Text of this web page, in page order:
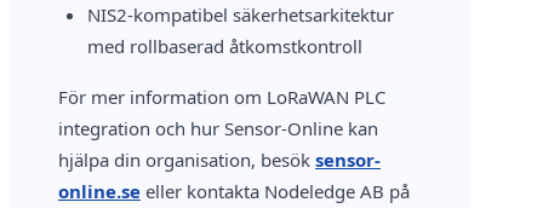
NIS2-kompatibel säkerhetsarkitektur
med rollbaserad åtkomstkontroll
För mer information om LoRaWAN PLC
integration och hur Sensor-Online kan
hjälpa din organisation, besök sensor-
online.se eller kontakta Nodeledge AB på